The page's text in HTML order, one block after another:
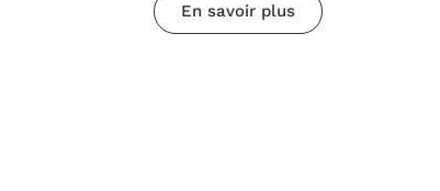
En savoir plus